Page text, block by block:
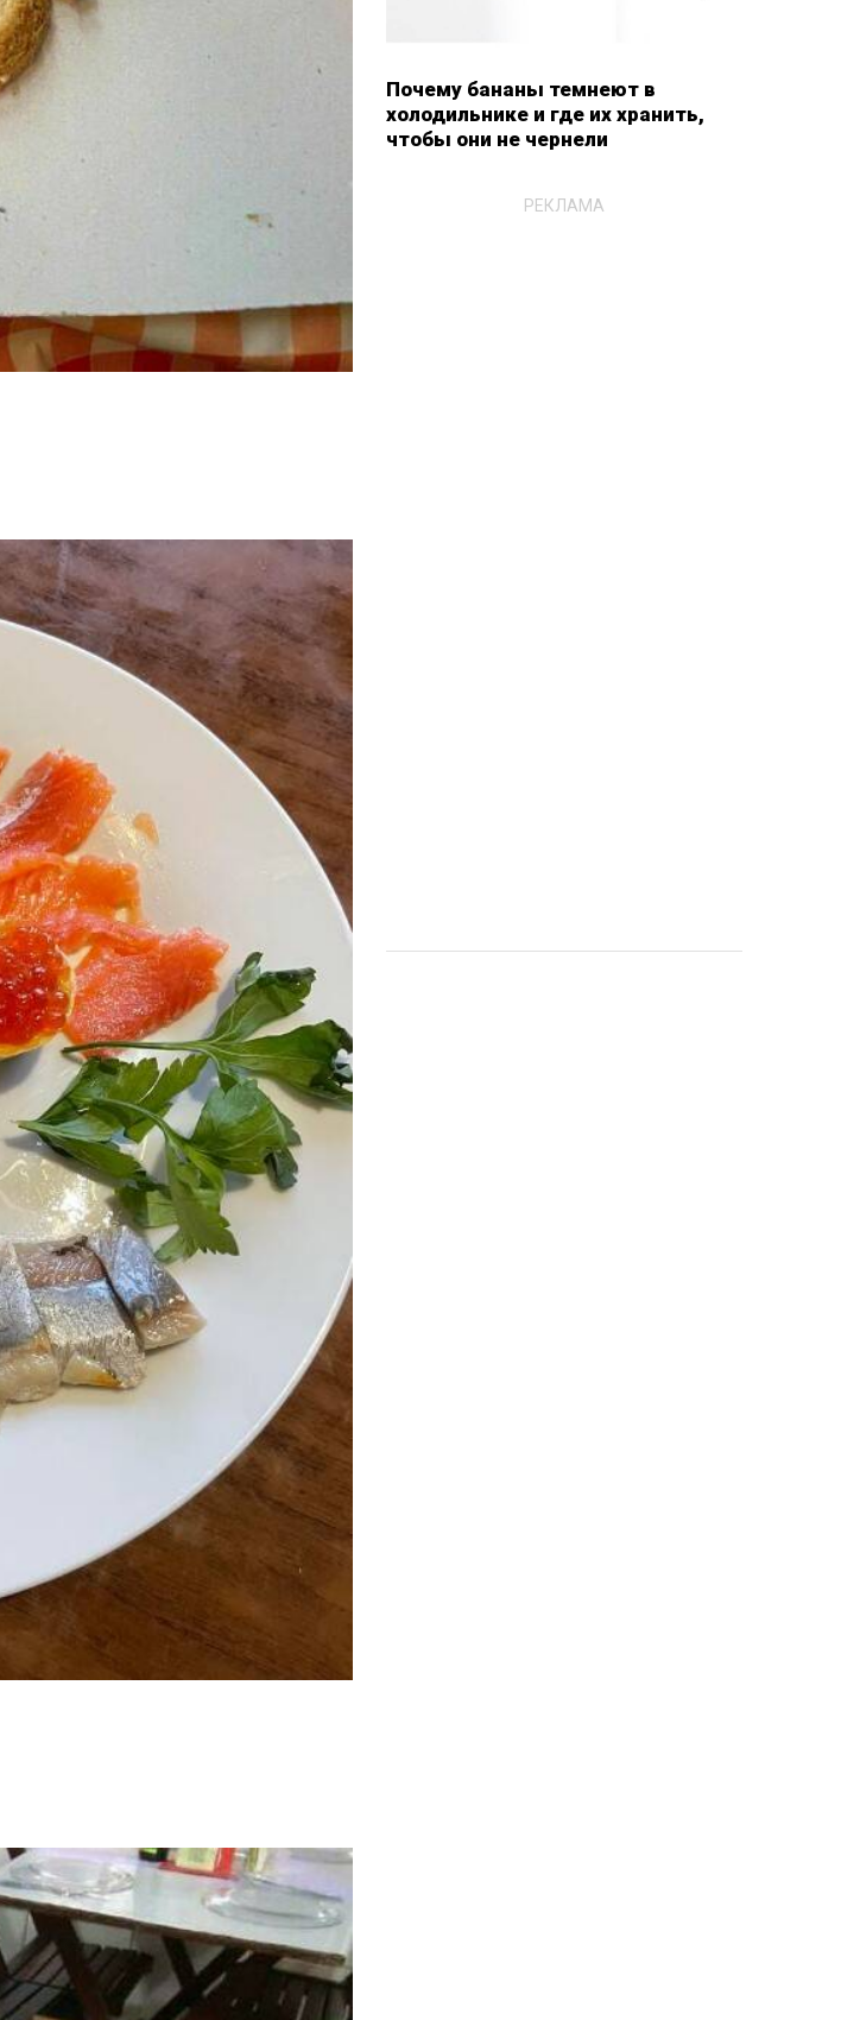
Почему бананы темнеют в
холодильнике и где их хранить,
чтобы они не чернели
РЕКЛАМА